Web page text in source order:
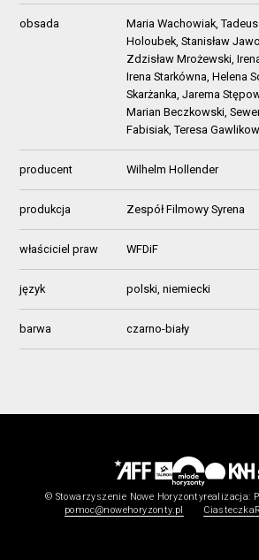
obsada
Maria Wachowiak,
Holoubek, Stanisław
Zdzisław Mrożewski,
Irena Starkówna, Helena
Skarżanka, Jarema
Marian Beczkowski,
Fabisiak, Teresa
producent Wilhelm Hollender
produkcja Zespół Filmowy Syrena
właściciel praw WFDiF
język polski, niemiecki
barwa czarno-biały
© Stowarzyszenie Nowe Horyzonty
pomoc@nowehoryzonty.pl
realizacja:
Ciasteczka